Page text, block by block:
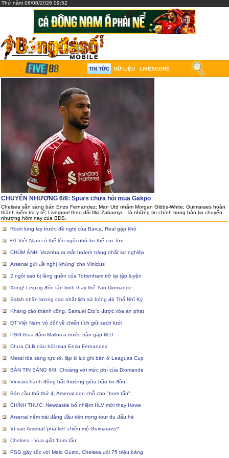
Thứ năm 06/08/2026 09:52
TIN TỨC DỮ LIỆU LIVESCORE
CHUYỂN NHƯỢNG 6/8: Spurs chưa hỏi mua Gakpo
Chelsea sẵn sàng bán Enzo Fernandez; Man Utd nhắm Morgan Gibbs-White; Guimaraes hoàn
thành kiểm tra y tế; Liverpool theo dõi Illia Zabarnyi… là những tin chính trong bản tin chuyển
nhượng hôm nay của BĐS.
Rodri lung lay trước đề nghị của Barca, Real gặp khó
ĐT Việt Nam có thể lên ngôi nhờ lợi thế cực lớn
CHÙM ẢNH: Vozinha ra mắt hoành tráng nhất sự nghiệp
Arsenal gửi đề nghị ‘khủng’ cho Vinicius
2 ngôi sao bị lãng quên của Tottenham trở lại tập luyện
Xong! Leipzig đón tân binh thay thế Yan Diomande
Salah nhận lương cao nhất lịch sử bóng đá Thổ Nhĩ Kỳ
Kháng cáo thành công, Samuel Eto’o được xóa án phạt
ĐT Việt Nam ‘vô đối’ về chiến tích giữ sạch lưới
PSG thua đậm Mallorca trước trận gặp M.U
Chưa CLB nào hỏi mua Enzo Fernandez
Messi tỏa sáng rực rỡ, lập kỉ lục ghi bàn ở Leagues Cup
BẢN TIN SÁNG 6/8: Choáng với mức phí của Diomande
Vinicius hành động bất thường giữa bão tin đồn
Bán cầu thủ thứ 4, Arsenal dọn chỗ cho "bom tấn"
CHÍNH THỨC: Newcastle bổ nhiệm HLV mới thay Howe
Arsenal nếm trái đắng đầu tiên trong tour du đấu hè
Vì sao Arsenal ‘phá két’ chiêu mộ Guimaraes?
Chelsea - Vua giật ‘bom tấn’
PSG gây sốc với Malo Gusto, Chelsea đòi 75 triệu bảng